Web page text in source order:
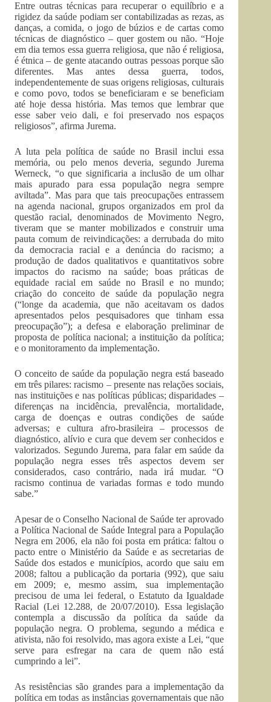
Entre outras técnicas para recuperar o equilíbrio e a
rigidez da saúde podiam ser contabilizadas as rezas, as
danças, a comida, o jogo de búzios e de cartas como
técnicas de diagnóstico – quer gostem ou não. “Hoje
em dia temos essa guerra religiosa, que não é religiosa,
é étnica – de gente atacando outras pessoas porque são
diferentes. Mas antes dessa guerra, todos,
independentemente de suas origens religiosas, culturais
e como povo, todos se beneficiaram e se beneficiam
até hoje dessa história. Mas temos que lembrar que
esse saber veio dali, e foi preservado nos espaços
religiosos”, afirma Jurema.
A luta pela política de saúde no Brasil inclui essa
memória, ou pelo menos deveria, segundo Jurema
Werneck, “o que significaria a inclusão de um olhar
mais apurado para essa população negra sempre
aviltada”. Mas para que tais preocupações entrassem
na agenda nacional, grupos organizados em prol da
questão racial, denominados de Movimento Negro,
tiveram que se manter mobilizados e construir uma
pauta comum de reivindicações: a derrubada do mito
da democracia racial e a denúncia do racismo; a
produção de dados qualitativos e quantitativos sobre
impactos do racismo na saúde; boas práticas de
equidade racial em saúde no Brasil e no mundo;
criação do conceito de saúde da população negra
(“longe da academia, que não aceitavam os dados
apresentados pelos pesquisadores que tinham essa
preocupação”); a defesa e elaboração preliminar de
proposta de política nacional; a instituição da política;
e o monitoramento da implementação.
O conceito de saúde da população negra está baseado
em três pilares: racismo – presente nas relações sociais,
nas instituições e nas políticas públicas; disparidades –
diferenças na incidência, prevalência, mortalidade,
carga de doenças e outras condições de saúde
adversas; e cultura afro-brasileira – processos de
diagnóstico, alívio e cura que devem ser conhecidos e
valorizados. Segundo Jurema, para falar em saúde da
população negra esses três aspectos devem ser
considerados, caso contrário, nada irá mudar. “O
racismo continua de variadas formas e todo mundo
sabe.”
Apesar de o Conselho Nacional de Saúde ter aprovado
a Política Nacional de Saúde Integral para a População
Negra em 2006, ela não foi posta em prática: faltou o
pacto entre o Ministério da Saúde e as secretarias de
Saúde dos estados e municípios, acordo que saiu em
2008; faltou a publicação da portaria (992), que saiu
em 2009; e, mesmo assim, sua implementação
precisou de uma lei federal, o Estatuto da Igualdade
Racial (Lei 12.288, de 20/07/2010). Essa legislação
contempla a discussão da política da saúde da
população negra. O problema, segundo a médica e
ativista, não foi resolvido, mas agora existe a Lei, “que
serve para esfregar na cara de quem não está
cumprindo a lei”.
As resistências são grandes para a implementação da
política em todas as instâncias governamentais que não